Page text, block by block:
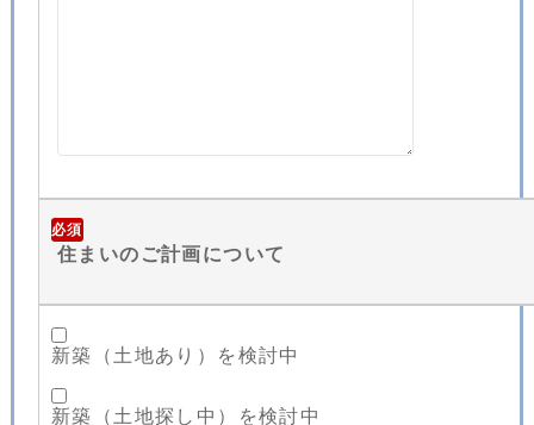
必須
住まいのご計画について
新築（土地あり）を検討中
新築（土地探し中）を検討中